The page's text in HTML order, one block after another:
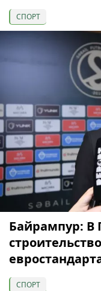
СПОРТ
Байрампур: В
СПОРТ